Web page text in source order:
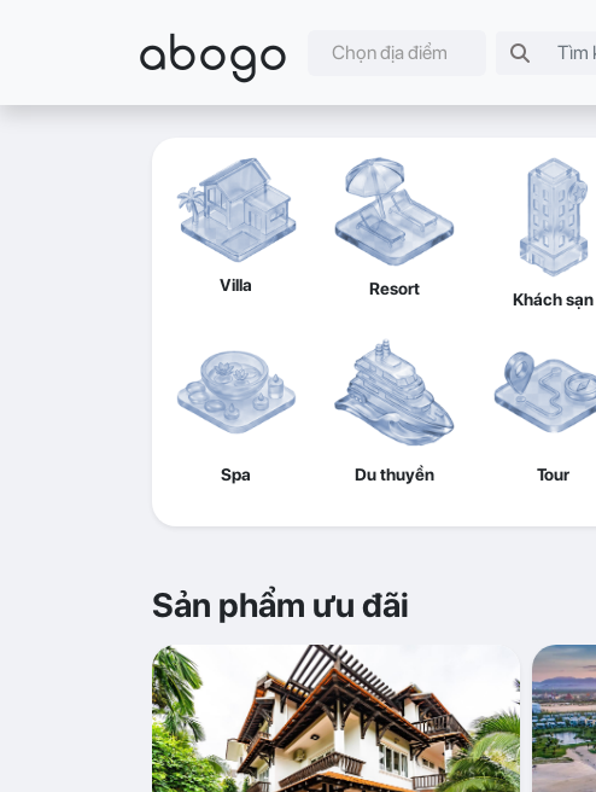
abogo Chọn địa điểm
Villa Resort
Khách sạn
Spa Du thuyền Tour
Sản phẩm ưu đãi